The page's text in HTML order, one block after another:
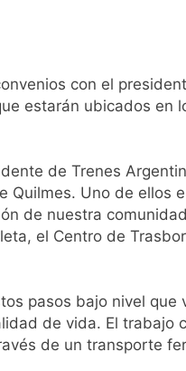
LED en Florencio Varela
se despide del AMBA:
subsecretario de
confirmó que tuvo
al Congreso
de Quilmes celebra la
con el
estarán ubicados
de Trenes
Quilmes. Uno de ellos
de nuestra
el Centro de
pasos bajo nivel
de vida. El
de un transporte